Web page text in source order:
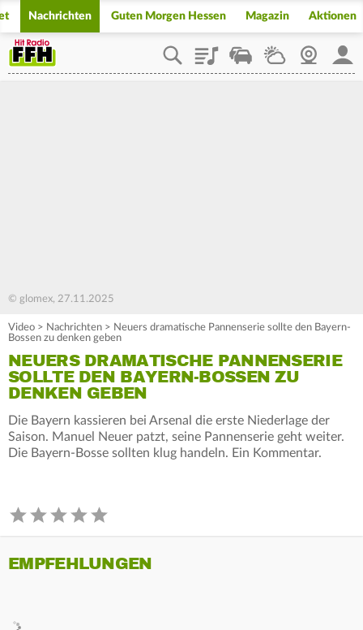
Nachrichten Guten Morgen Hessen Magazin Aktionen
PlaylistStaupilotWetterWebcam
© glomex, 27.11.2025
Video > Nachrichten > Neuers dramatische Pannenserie sollte den Bayern-
Bossen zu denken geben
NEUERS DRAMATISCHE PANNENSERIE
SOLLTE DEN BAYERN-BOSSEN ZU
DENKEN GEBEN
Die Bayern kassieren bei Arsenal die erste Niederlage der
Saison. Manuel Neuer patzt, seine Pannenserie geht weiter.
Die Bayern-Bosse sollten klug handeln. Ein Kommentar.
EMPFEHLUNGEN